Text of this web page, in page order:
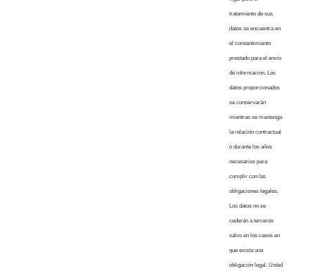
tratamiento de sus
datos se encuentra en
el consentimiento
prestado para el envío
de información. Los
datos proporcionados
se conservarán
mientras se mantenga
la relación contractual
o durante los años
necesarios para
cumplir con las
obligaciones legales.
Los datos no se
cederán a terceros
salvo en los casos en
que exista una
obligación legal. Usted